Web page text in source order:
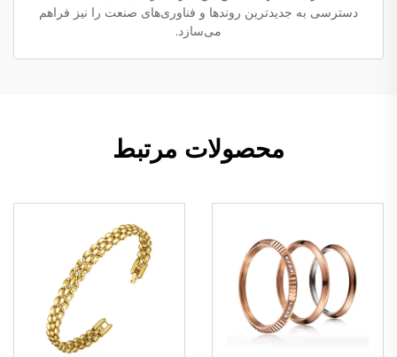
دسترسی به جدیدترین روندها و فناوری‌های صنعت را نیز فراهم
می‌سازد.
محصولات مرتبط